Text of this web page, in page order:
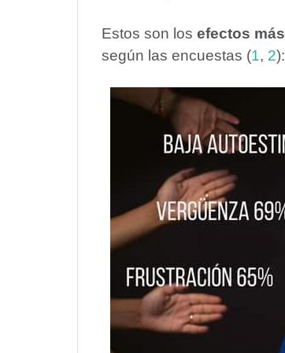
Estos son los efectos
según las encuestas (1, 2):